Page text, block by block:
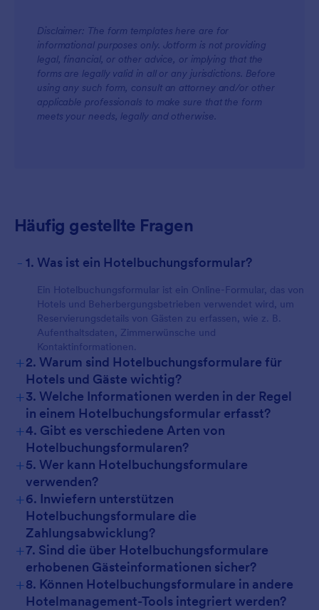
Disclaimer: The form templates here are for
informational purposes only. Jotform is not providing
legal, financial, or other advice, or implying that the
forms are legally valid in all or any jurisdictions. Before
using any such form, consult an attorney and/or other
applicable professionals to make sure that the form
meets your needs, legally and otherwise.
Häufig gestellte Fragen
- 1. Was ist ein Hotelbuchungsformular?
Ein Hotelbuchungsformular ist ein Online-Formular, das von
Hotels und Beherbergungsbetrieben verwendet wird, um
Reservierungsdetails von Gästen zu erfassen, wie z. B.
Aufenthaltsdaten, Zimmerwünsche und
Kontaktinformationen.
+2. Warum sind Hotelbuchungsformulare für
Hotels und Gäste wichtig?
+3. Welche Informationen werden in der Regel
in einem Hotelbuchungsformular erfasst?
+4. Gibt es verschiedene Arten von
Hotelbuchungsformularen?
+5. Wer kann Hotelbuchungsformulare
verwenden?
+6. Inwiefern unterstützen
Hotelbuchungsformulare die
Zahlungsabwicklung?
+7. Sind die über Hotelbuchungsformulare
erhobenen Gästeinformationen sicher?
+8. Können Hotelbuchungsformulare in andere
Hotelmanagement-Tools integriert werden?